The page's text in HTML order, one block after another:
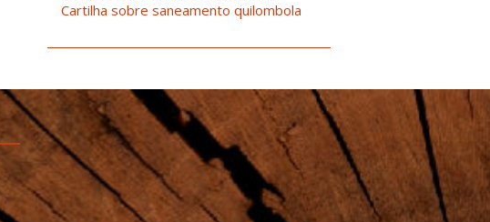
Cartilha sobre saneamento quilombola